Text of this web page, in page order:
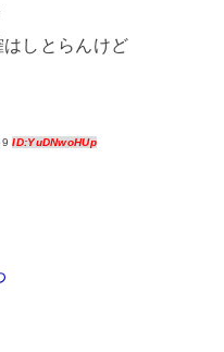
しとらんけど
ID:YuDNwoHUp